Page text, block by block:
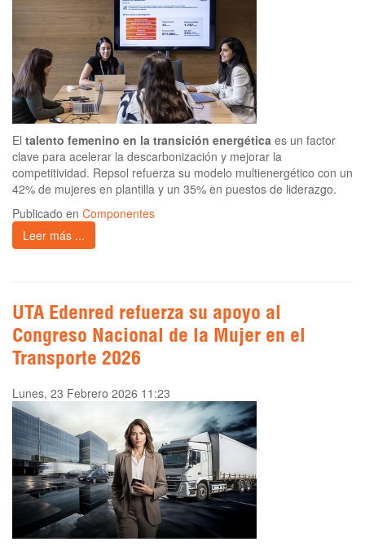
El talento femenino en la transición energética es un factor
clave para acelerar la descarbonización y mejorar la
competitividad. Repsol refuerza su modelo multienergético con un
42% de mujeres en plantilla y un 35% en puestos de liderazgo.
Publicado en Componentes
Leer más ...
UTA Edenred refuerza su apoyo al
Congreso Nacional de la Mujer en el
Transporte 2026
Lunes, 23 Febrero 2026 11:23